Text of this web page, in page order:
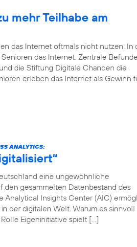
mehr Teilhabe am
das Internet oftmals nicht nutzen. In
das Internet. Zentrale Befunde
die Stiftung Digitale Chancen die
erleben das Internet als Gewinn
ANALYTICS:
eine ungewöhnliche
den gesammelten Datenbestand des
Analytical Insights Center (AIC)
der digitalen Welt. Warum es sinnvoll
Eigeninitiative spielt […]